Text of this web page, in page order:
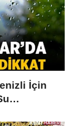
İçin